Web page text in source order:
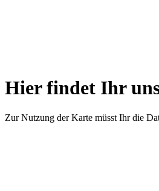
Hier findet Ihr
Zur Nutzung der Karte müsst Ihr die